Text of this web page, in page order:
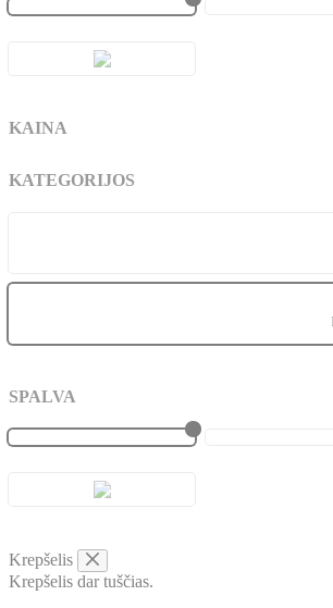
KAINA
KATEGORIJOS
SPALVA
Krepšelis
Krepšelis dar tuščias.